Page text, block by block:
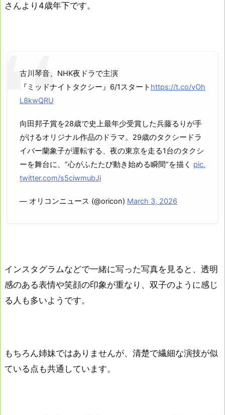
さんより4歳年下です。
古川琴音、NHK夜ドラで主演
『ミッドナイトタクシー』6/1スタート https://t.co/vOh
L8kwQRU
向田邦子賞を28歳で史上最年少受賞した兵藤るりが手
がけるオリジナル作品のドラマ。29歳のタクシードラ
イバー蘭象子が運転する、夜の東京を走る1台のタクシ
ーを舞台に、“心がふたたび動き始める瞬間”を描く pic.
twitter.com/s5ciwmubJi
— オリコンニュース (@oricon) March 3, 2026
インスタグラムなどで一緒に写った写真を見ると、透明
感のある表情や笑顔の印象が重なり、双子のように感じ
る人も多いようです。
もちろん姉妹ではありませんが、清楚で繊細な演技が似
ている点も共通しています。